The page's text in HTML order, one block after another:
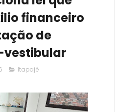
financeiro
de
vestibular
Itapajé